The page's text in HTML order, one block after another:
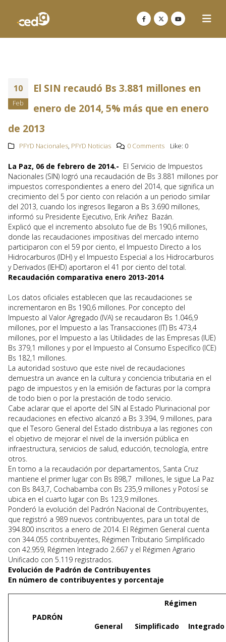
10
Feb
El SIN recaudó Bs 3.881 millones en
enero de 2014, 5% más que en enero
de 2013
PFYD Nacionales, PFYD Noticias 0 Comments Like: 0
La Paz, 06 de febrero de 2014.- El Servicio de Impuestos
Nacionales (SIN) logró una recaudación de Bs 3.881 millones por
impuestos correspondientes a enero del 2014, que significa un
crecimiento del 5 por ciento con relación a un periodo similar
del 2013, cuando los ingresos llegaron a Bs 3.690 millones,
informó su Presidente Ejecutivo, Erik Ariñez Bazán.
Explicó que el incremento absoluto fue de Bs 190,6 millones,
donde las recaudaciones impositivas del mercado interno
participaron con el 59 por ciento, el Impuesto Directo a los
Hidrocarburos (IDH) y el Impuesto Especial a los Hidrocarburos
y Derivados (IEHD) aportaron el 41 por ciento del total.
Recaudación comparativa enero 2013-2014
Los datos oficiales establecen que las recaudaciones se
incrementaron en Bs 190,6 millones. Por concepto del
Impuesto al Valor Agregado (IVA) se recaudaron Bs 1.046,9
millones, por el Impuesto a las Transacciones (IT) Bs 473,4
millones, por el Impuesto a las Utilidades de las Empresas (IUE)
Bs 379,1 millones y por el Impuesto al Consumo Específico (ICE)
Bs 182,1 millones.
La autoridad sostuvo que este nivel de recaudaciones
demuestra un avance en la cultura y conciencia tributaria en el
pago de impuestos y en la emisión de facturas por la compra
de todo bien o por la prestación de todo servicio.
Cabe aclarar que el aporte del SIN al Estado Plurinacional por
recaudaciones en efectivo alcanzó a Bs 3.394, 9 millones, para
que el Tesoro General del Estado distribuya a las regiones con
el objetivo de mejorar el nivel de la inversión pública en
infraestructura, servicios de salud, educción, tecnología, entre
otros.
En torno a la recaudación por departamentos, Santa Cruz
mantiene el primer lugar con Bs 898,7 millones, le sigue La Paz
con Bs 843,7, Cochabamba con Bs 235,9 millones y Potosí se
ubica en el cuarto lugar con Bs 123,9 millones.
Ponderó la evolución del Padrón Nacional de Contribuyentes,
que registró a 989 nuevos contribuyentes, para un total de
394.800 inscritos a enero de 2014. El Régimen General cuenta
con 344.055 contribuyentes, Régimen Tributario Simplificado
con 42.959, Régimen Integrado 2.667 y el Régimen Agrario
Unificado con 5.119 registrados.
Evolución de Padrón de Contribuyentes
En número de contribuyentes y porcentaje
PADRÓN
Régimen
General Simplificado Integrado